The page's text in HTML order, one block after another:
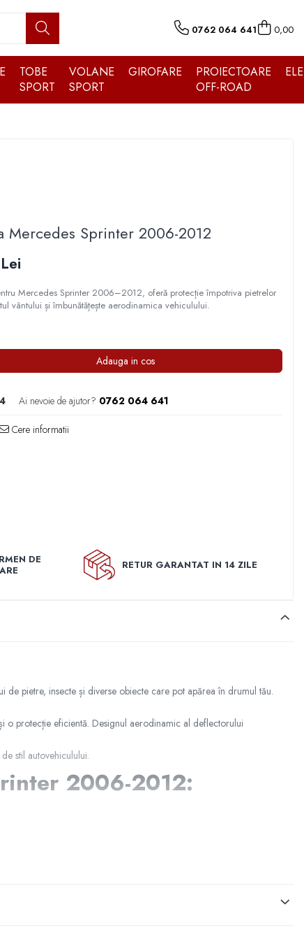
0762 064 641 0,00
TOBE
SPORT
VOLANE
SPORT
GIROFARE
PROIECTOARE
OFF-ROAD
Mercedes Sprinter 2006-2012
Mercedes Sprinter 2006–2012, oferă protecție împotriva pietrelor
vântului și îmbunătățește aerodinamica vehiculului.
Adauga in cos
Ai nevoie de ajutor? 0762 064 641
Cere informatii
DE
RETUR GARANTAT IN 14 ZILE
de pietre, insecte și diverse obiecte care pot apărea în drumul tău.
o protecție eficientă. Designul aerodinamic al deflectorului
stil autovehiculului.
2006-2012: